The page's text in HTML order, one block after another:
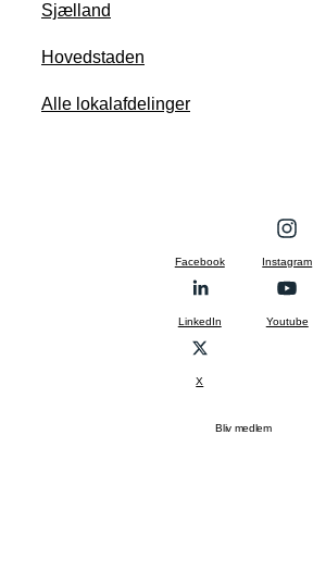
Sjælland
Hovedstaden
Alle lokalafdelinger
Facebook Instagram
LinkedIn Youtube
X
Bliv medlem